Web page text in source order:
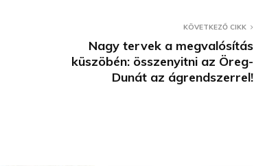
KÖVETKEZŐ CIKK
Nagy tervek a megvalósítás
küszöbén: összenyitni az Öreg-
Dunát az ágrendszerrel!